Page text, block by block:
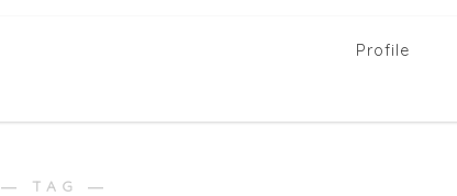
Profile
― TAG ―